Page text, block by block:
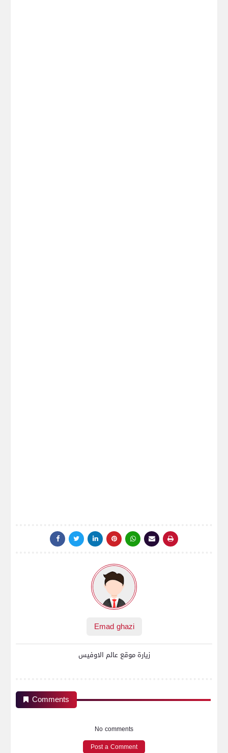
Emad ghazi
زيارة موقع عالم الاوفيس
Comments
No comments
Post a Comment